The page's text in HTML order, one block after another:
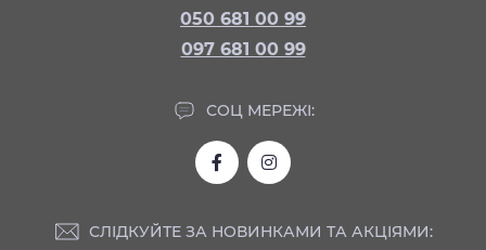
050 681 00 99
097 681 00 99
СОЦ МЕРЕЖІ:
СЛІДКУЙТЕ ЗА НОВИНКАМИ ТА АКЦІЯМИ: